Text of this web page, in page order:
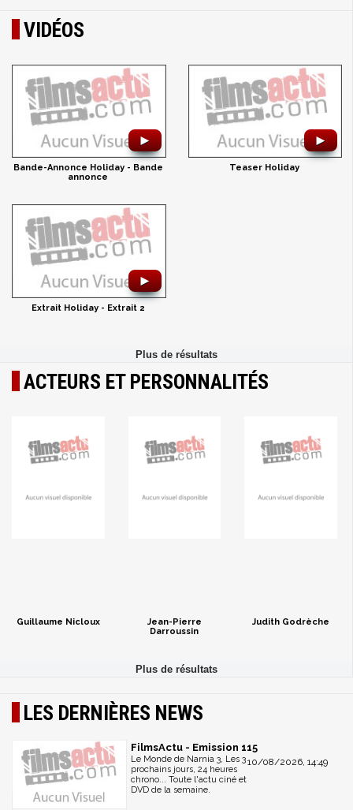
VIDÉOS
►
Bande-Annonce Holiday - Bande
annonce
►
Teaser Holiday
►
Extrait Holiday - Extrait 2
ACTEURS ET PERSONNALITÉS
Guillaume Nicloux
Jean-Pierre
Darroussin
Judith Godrèche
LES DERNIÈRES NEWS
FilmsActu - Emission 115
10/08/2026, 14:49
Le Monde de Narnia 3, Les 3
prochains jours, 24 heures
chrono... Toute l'actu ciné et
DVD de la semaine.